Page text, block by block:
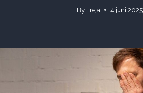
By Freja 4 juni 2025